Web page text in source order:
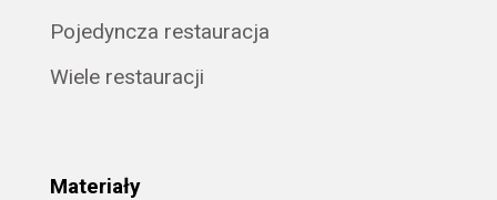
Pojedyncza restauracja
Wiele restauracji
Materiały